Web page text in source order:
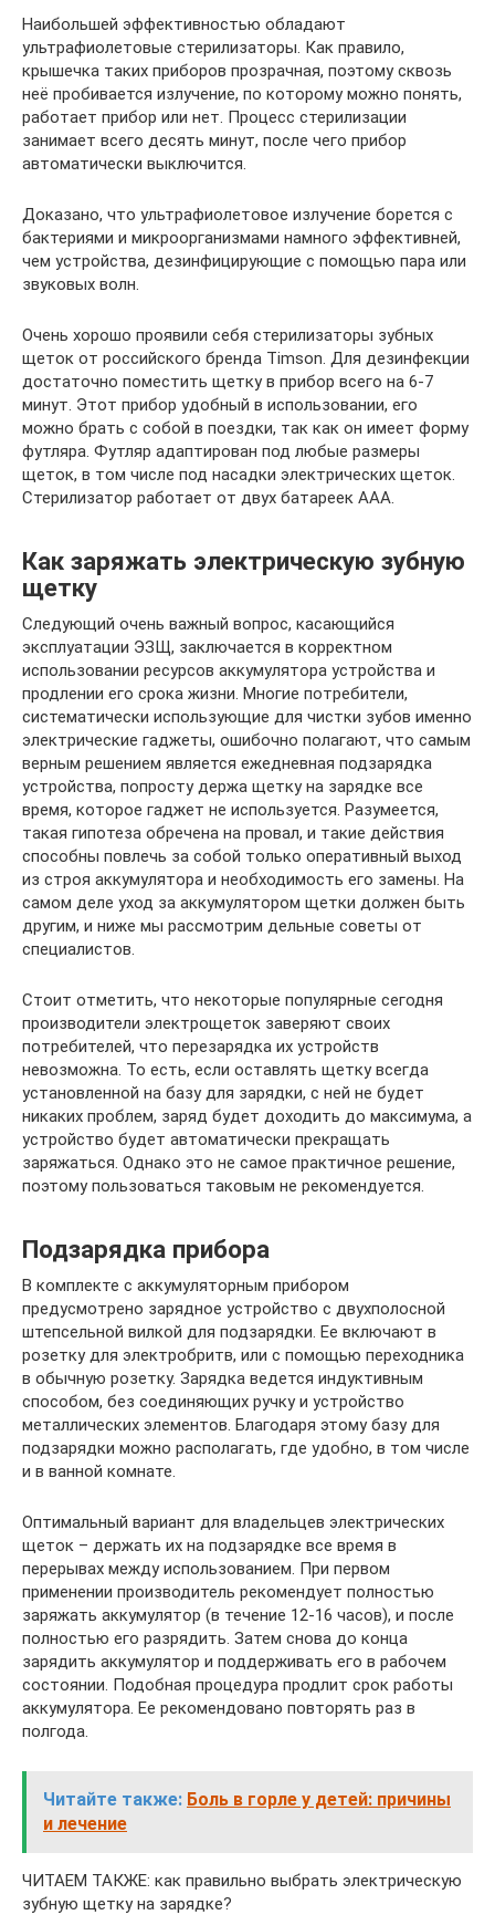
Наибольшей эффективностью обладают
ультрафиолетовые стерилизаторы. Как правило,
крышечка таких приборов прозрачная, поэтому сквозь
неё пробивается излучение, по которому можно понять,
работает прибор или нет. Процесс стерилизации
занимает всего десять минут, после чего прибор
автоматически выключится.
Доказано, что ультрафиолетовое излучение борется с
бактериями и микроорганизмами намного эффективней,
чем устройства, дезинфицирующие с помощью пара или
звуковых волн.
Очень хорошо проявили себя стерилизаторы зубных
щеток от российского бренда Timson. Для дезинфекции
достаточно поместить щетку в прибор всего на 6-7
минут. Этот прибор удобный в использовании, его
можно брать с собой в поездки, так как он имеет форму
футляра. Футляр адаптирован под любые размеры
щеток, в том числе под насадки электрических щеток.
Стерилизатор работает от двух батареек ААА.
Как заряжать электрическую зубную
щетку
Следующий очень важный вопрос, касающийся
эксплуатации ЭЗЩ, заключается в корректном
использовании ресурсов аккумулятора устройства и
продлении его срока жизни. Многие потребители,
систематически использующие для чистки зубов именно
электрические гаджеты, ошибочно полагают, что самым
верным решением является ежедневная подзарядка
устройства, попросту держа щетку на зарядке все
время, которое гаджет не используется. Разумеется,
такая гипотеза обречена на провал, и такие действия
способны повлечь за собой только оперативный выход
из строя аккумулятора и необходимость его замены. На
самом деле уход за аккумулятором щетки должен быть
другим, и ниже мы рассмотрим дельные советы от
специалистов.
Стоит отметить, что некоторые популярные сегодня
производители электрощеток заверяют своих
потребителей, что перезарядка их устройств
невозможна. То есть, если оставлять щетку всегда
установленной на базу для зарядки, с ней не будет
никаких проблем, заряд будет доходить до максимума, а
устройство будет автоматически прекращать
заряжаться. Однако это не самое практичное решение,
поэтому пользоваться таковым не рекомендуется.
Подзарядка прибора
В комплекте с аккумуляторным прибором
предусмотрено зарядное устройство с двухполосной
штепсельной вилкой для подзарядки. Ее включают в
розетку для электробритв, или с помощью переходника
в обычную розетку. Зарядка ведется индуктивным
способом, без соединяющих ручку и устройство
металлических элементов. Благодаря этому базу для
подзарядки можно располагать, где удобно, в том числе
и в ванной комнате.
Оптимальный вариант для владельцев электрических
щеток – держать их на подзарядке все время в
перерывах между использованием. При первом
применении производитель рекомендует полностью
заряжать аккумулятор (в течение 12-16 часов), и после
полностью его разрядить. Затем снова до конца
зарядить аккумулятор и поддерживать его в рабочем
состоянии. Подобная процедура продлит срок работы
аккумулятора. Ее рекомендовано повторять раз в
полгода.
Читайте также: Боль в горле у детей: причины
и лечение
ЧИТАЕМ ТАКЖЕ: как правильно выбрать электрическую
зубную щетку на зарядке?